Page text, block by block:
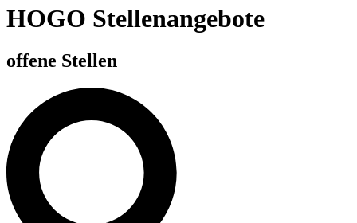
HOGO Stellenangebote
offene Stellen